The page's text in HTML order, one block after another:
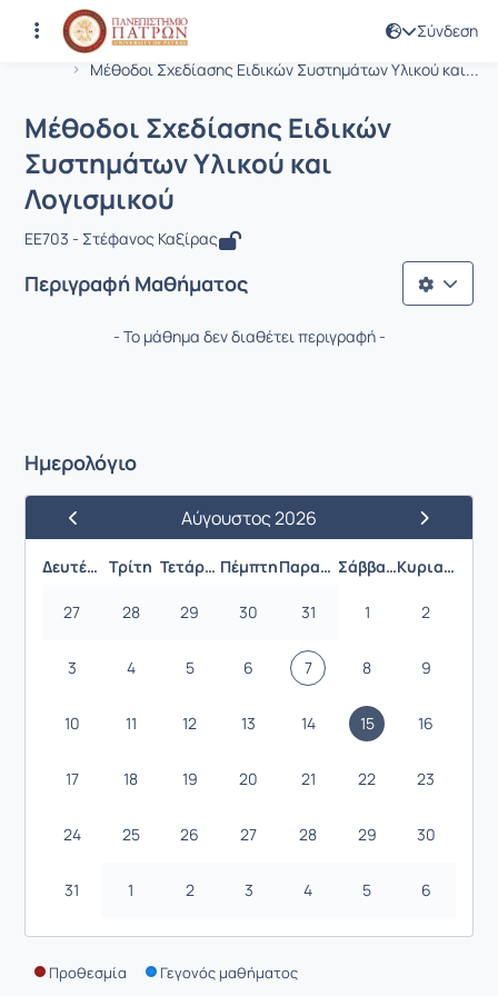
Σύνδεση
Αρχική Σελίδα
Μέθοδοι Σχεδίασης Ειδικών Συστημάτων Υλικού και...
Μάθημα : Μέθοδοι Σχεδίασης
Κωδικός : EE703
Μέθοδοι Σχεδίασης Ειδικών
Συστημάτων Υλικού και
Λογισμικού
EE703 - Στέφανος Καξίρας
Περιγραφή Μαθήματος
- Το μάθημα δεν διαθέτει περιγραφή -
Ημερολόγιο
Προηγούμενος ΜήναςΑύγουστος 2026
Επόμενος
Δευτέρα Τρίτη Τετάρτη Πέμπτη Παρασκευή Σάββατο Κυριακή
27 28 29 30 31 1 2
3 4 5 6 7 8 9
10 11 12 13 14 15 16
17 18 19 20 21 22 23
24 25 26 27 28 29 30
31 1 2 3 4 5 6
Προθεσμία Γεγονός μαθήματος